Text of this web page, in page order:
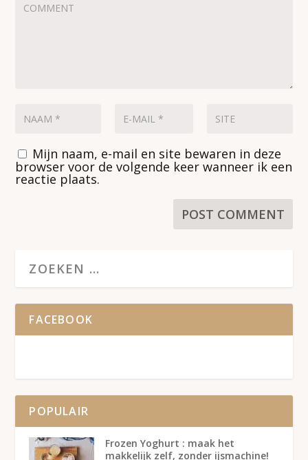
Mijn naam, e-mail en site bewaren in deze
browser voor de volgende keer wanneer ik een
reactie plaats.
FACEBOOK
POPULAIR
Frozen Yoghurt : maak het
makkelijk zelf, zonder ijsmachine!